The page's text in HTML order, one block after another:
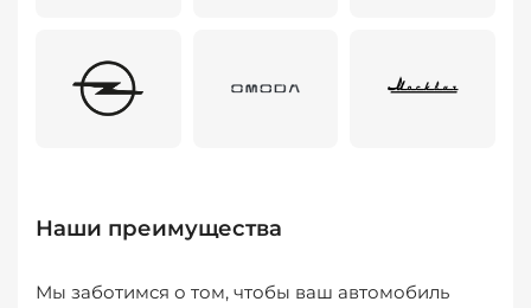
Наши преимущества
Мы заботимся о том, чтобы ваш автомобиль